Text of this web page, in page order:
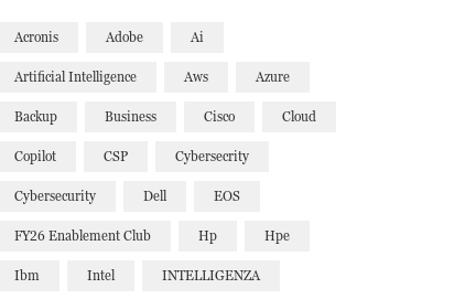
Acronis Adobe Ai
Artificial Intelligence Aws Azure
Backup Business Cisco Cloud
Copilot CSP Cybersecrity
Cybersecurity Dell EOS
FY26 Enablement Club Hp Hpe
Ibm Intel INTELLIGENZA